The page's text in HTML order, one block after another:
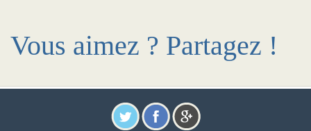
Vous aimez ? Partagez !